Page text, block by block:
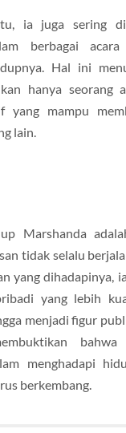
ia juga sering
berbagai
Hal ini
hanya seorang
yang mampu
lain.
Marshanda
tidak selalu
yang dihadapinya,
yang lebih
menjadi figur
menghadapi
berkembang.